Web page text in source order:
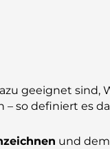
geeignet sind,
so definiert es
und